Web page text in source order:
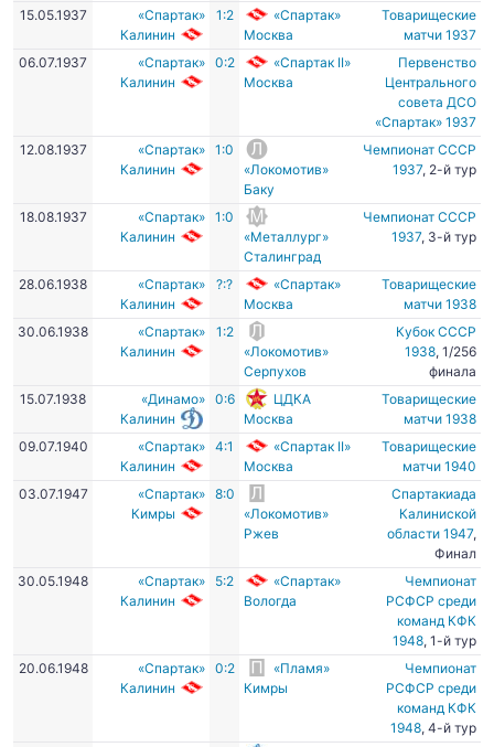
15.05.1937
«Спартак»
Калинин
1:2
«Спартак»
Москва
Товарищеские
матчи 1937
06.07.1937
«Спартак»
Калинин
0:2
«Спартак II»
Москва
Первенство
Центрального
совета ДСО
«Спартак» 1937
12.08.1937
«Спартак»
Калинин
1:0
«Локомотив»
Баку
Чемпионат СССР
1937, 2-й тур
18.08.1937
«Спартак»
Калинин
1:0
«Металлург»
Сталинград
Чемпионат СССР
1937, 3-й тур
28.06.1938
«Спартак»
Калинин
?:?
«Спартак»
Москва
Товарищеские
матчи 1938
30.06.1938
«Спартак»
Калинин
1:2
«Локомотив»
Серпухов
Кубок СССР
1938, 1/256
финала
15.07.1938
«Динамо»
Калинин
0:6
ЦДКА
Москва
Товарищеские
матчи 1938
09.07.1940
«Спартак»
Калинин
4:1
«Спартак II»
Москва
Товарищеские
матчи 1940
03.07.1947
«Спартак»
Кимры
8:0
«Локомотив»
Ржев
Спартакиада
Калиниской
области 1947,
Финал
30.05.1948
«Спартак»
Калинин
5:2
«Спартак»
Вологда
Чемпионат
РСФСР среди
команд КФК
1948, 1-й тур
20.06.1948
«Спартак»
Калинин
0:2
«Пламя»
Кимры
Чемпионат
РСФСР среди
команд КФК
1948, 4-й тур